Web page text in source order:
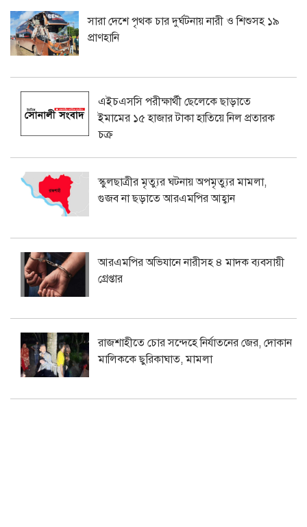
সারা দেশে পৃথক চার দুর্ঘটনায় নারী ও শিশুসহ ১৯
প্রাণহানি
এইচএসসি পরীক্ষার্থী ছেলেকে ছাড়াতে
ইমামের ১৫ হাজার টাকা হাতিয়ে নিল প্রতারক
চক্র
স্কুলছাত্রীর মৃত্যুর ঘটনায় অপমৃত্যুর মামলা,
গুজব না ছড়াতে আরএমপির আহ্বান
আরএমপির অভিযানে নারীসহ ৪ মাদক ব্যবসায়ী
গ্রেপ্তার
রাজশাহীতে চোর সন্দেহে নির্যাতনের জের, দোকান
মালিককে ছুরিকাঘাত, মামলা